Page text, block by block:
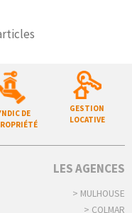
DE
GESTION
LOCATIVE
LES AGENCES
> MULHOUSE
> COLMAR